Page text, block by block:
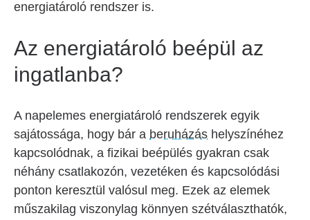
energiatároló rendszer is.
Az energiatároló beépül az
ingatlanba?
A napelemes energiatároló rendszerek egyik
sajátossága, hogy bár a beruházás helyszínéhez
kapcsolódnak, a fizikai beépülés gyakran csak
néhány csatlakozón, vezetéken és kapcsolódási
ponton keresztül valósul meg. Ezek az elemek
műszakilag viszonylag könnyen szétválaszthatók,